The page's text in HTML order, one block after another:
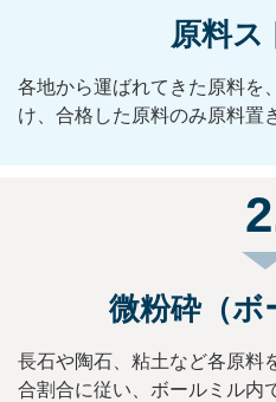
原料ス
各地から運ばれてきた原料を
け、合格した原料のみ原料置
微粉砕（ボ
長石や陶石、粘土など各原料
合割合に従い、ボールミル内